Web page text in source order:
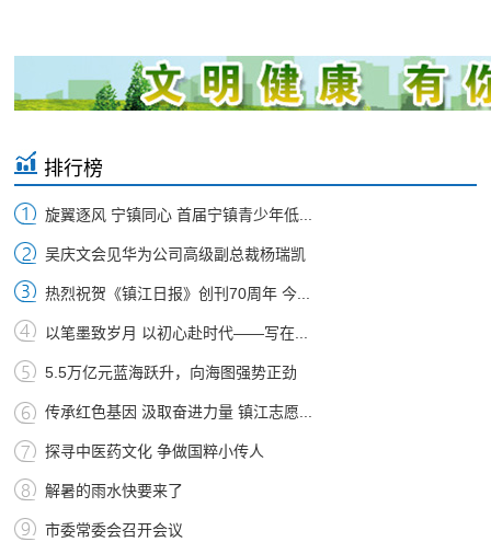
排行榜
旋翼逐风 宁镇同心 首届宁镇青少年低...
吴庆文会见华为公司高级副总裁杨瑞凯
热烈祝贺《镇江日报》创刊70周年 今...
以笔墨致岁月 以初心赴时代——写在...
5.5万亿元蓝海跃升，向海图强势正劲
传承红色基因 汲取奋进力量 镇江志愿...
探寻中医药文化 争做国粹小传人
解暑的雨水快要来了
市委常委会召开会议